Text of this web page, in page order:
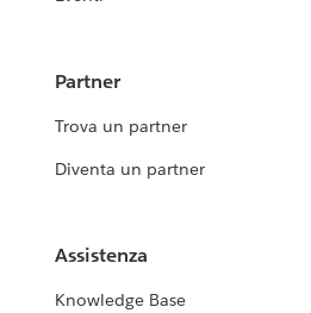
Partner
Trova un partner
Diventa un partner
Assistenza
Knowledge Base